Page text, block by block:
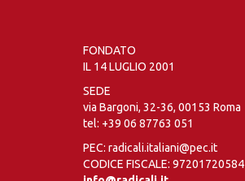
FONDATO
IL 14 LUGLIO 2001
SEDE
via Bargoni, 32-36, 00153 Roma
tel: +39 06 87763 051
PEC: radicali.italiani@pec.it
CODICE FISCALE: 97201720584